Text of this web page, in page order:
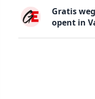
Gratis
opent in